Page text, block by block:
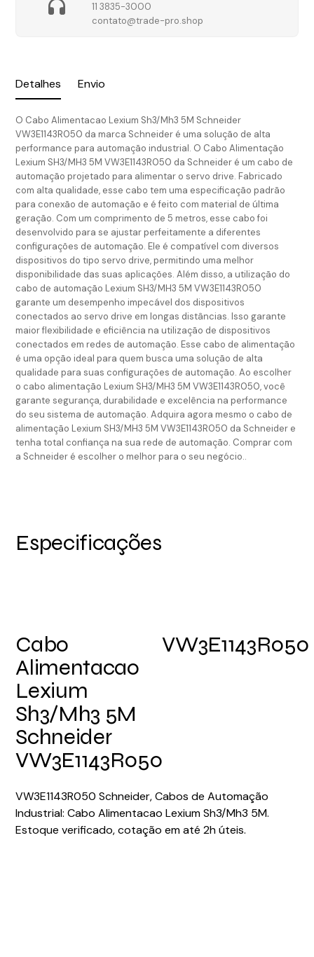
Detalhes Envio
O Cabo Alimentacao Lexium Sh3/Mh3 5M Schneider
VW3E1143R050 da marca Schneider é uma solução de alta
performance para automação industrial. O Cabo Alimentação
Lexium SH3/MH3 5M VW3E1143R050 da Schneider é um cabo de
automação projetado para alimentar o servo drive. Fabricado
com alta qualidade, esse cabo tem uma especificação padrão
para conexão de automação e é feito com material de última
geração. Com um comprimento de 5 metros, esse cabo foi
desenvolvido para se ajustar perfeitamente a diferentes
configurações de automação. Ele é compatível com diversos
dispositivos do tipo servo drive, permitindo uma melhor
disponibilidade das suas aplicações. Além disso, a utilização do
cabo de automação Lexium SH3/MH3 5M VW3E1143R050
garante um desempenho impecável dos dispositivos
conectados ao servo drive em longas distâncias. Isso garante
maior flexibilidade e eficiência na utilização de dispositivos
conectados em redes de automação. Esse cabo de alimentação
é uma opção ideal para quem busca uma solução de alta
qualidade para suas configurações de automação. Ao escolher
o cabo alimentação Lexium SH3/MH3 5M VW3E1143R050, você
garante segurança, durabilidade e excelência na performance
do seu sistema de automação. Adquira agora mesmo o cabo de
alimentação Lexium SH3/MH3 5M VW3E1143R050 da Schneider e
tenha total confiança na sua rede de automação. Comprar com
a Schneider é escolher o melhor para o seu negócio..
11 3835-3000
contato@trade-pro.shop
Especificações
Cabo
Alimentacao
Lexium
Sh3/Mh3 5M
Schneider
VW3E1143R050
VW3E1143R050
VW3E1143R050 Schneider, Cabos de Automação
Industrial: Cabo Alimentacao Lexium Sh3/Mh3 5M.
Estoque verificado, cotação em até 2h úteis.